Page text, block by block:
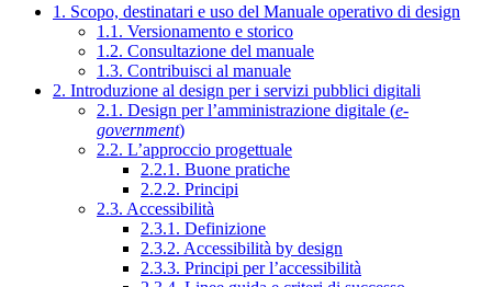
1. Scopo, destinatari e uso del Manuale operativo di design
1.1. Versionamento e storico
1.2. Consultazione del manuale
1.3. Contribuisci al manuale
2. Introduzione al design per i servizi pubblici digitali
2.1. Design per l’amministrazione digitale (e-
government)
2.2. L’approccio progettuale
2.2.1. Buone pratiche
2.2.2. Principi
2.3. Accessibilità
2.3.1. Definizione
2.3.2. Accessibilità by design
2.3.3. Principi per l’accessibilità